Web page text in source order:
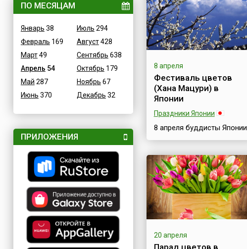
ПО МЕСЯЦАМ
Январь 38
Февраль 169
Март49
Апрель 54
Май 287
Июнь 370
Июль 294
Август428
Сентябрь 638
Октябрь 179
Ноябрь 67
Декабрь 32
ПРИЛОЖЕНИЯ
8 апреля
Фестиваль цветов
(Хана Мацури) в
Японии
Праздники Японии
8 апреля буддисты Японии
Камбут(ц)у-э. Посвящён
он появлению на свет
Будды, и часто
упоминается как
Фестиваль
цветов.Праздничные
мероприятия,
посвящённые Дню
Рождения основателя
одной из мировых религий,
20 апреля
Парад цветов в